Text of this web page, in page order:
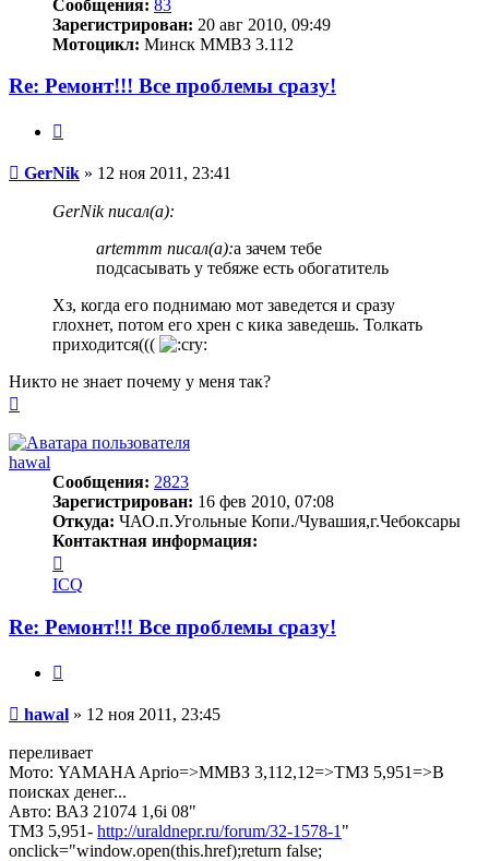
Сообщения: 83
Зарегистрирован: 20 авг 2010, 09:49
Мотоцикл: Минск ММВ3 3.112
Re: Ремонт!!! Все проблемы сразу!
Сообщение
GerNik » 12 ноя 2011, 23:41
GerNik писал(а):
artemmm писал(а):а зачем тебе
подсасывать у тебяже есть обогатитель
Хз, когда его поднимаю мот заведется и сразу
глохнет, потом его хрен с кика заведешь. Толкать
приходится(((
Никто не знает почему у меня так?
началу
hawal
Сообщения: 2823
Зарегистрирован: 16 фев 2010, 07:08
Откуда: ЧАО.п.Угольные Копи./Чувашия,г.Чебоксары
Контактная информация:
информация
пользователя
ICQ
Re: Ремонт!!! Все проблемы сразу!
Сообщение
hawal » 12 ноя 2011, 23:45
переливает
Мото: YAMAHA Aprio=>ММВЗ 3,112,12=>ТМЗ 5,951=>В
поисках денег...
Авто: ВАЗ 21074 1,6i 08"
ТМЗ 5,951- http://uraldnepr.ru/forum/32-1578-1 "
onclick="window.open(this.href);return false;